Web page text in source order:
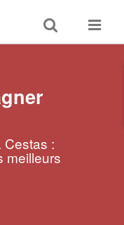
Toggle
search
Toggle
Cestas :
meilleurs